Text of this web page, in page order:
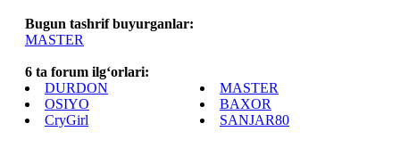
Bugun tashrif buyurganlar:
MASTER
6 ta forum ilg‘orlari:
DURDON
MASTER
OSIYO
BAXOR
CryGirl
SANJAR80